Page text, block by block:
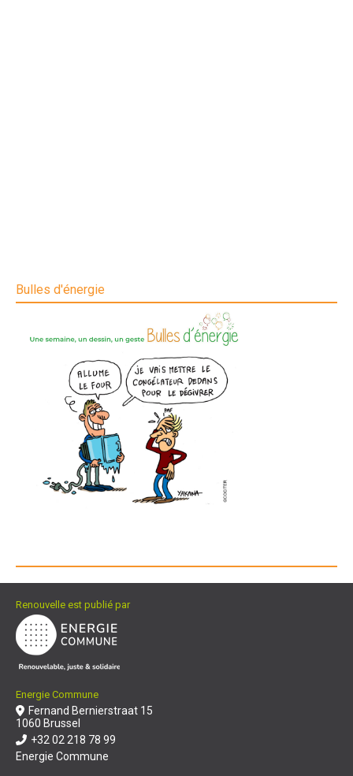
Bulles d'énergie
Renouvelle est publié par
Energie Commune
Fernand Bernierstraat 15
1060 Brussel
+32 02 218 78 99
Energie Commune